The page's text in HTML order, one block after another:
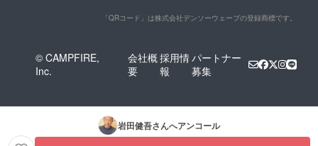
「QRコード」は株式会社デンソーウェーブの登録商標です。
© CAMPFIRE,
Inc.
会社概
要
採用情
報
パートナー
募集
岩田健吾さんへアンコール